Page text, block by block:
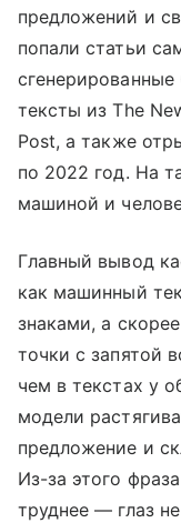
предложений и
попали статьи
сгенерированные
тексты из The
Post, а также
по 2022 год. На
машиной и
Главный вывод
как машинный
знаками, а
точки с запятой
чем в текстах у
модели
предложение и
Из-за этого
труднее — глаз